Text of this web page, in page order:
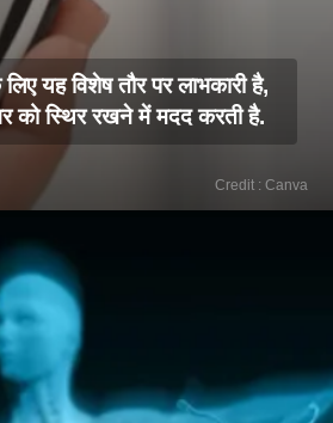
यह विशेष तौर पर लाभकारी है,
को स्थिर रखने में मदद करती है.
Credit : Canva